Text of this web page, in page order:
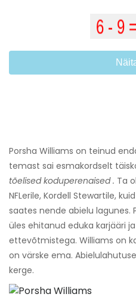
Porsha Williams on teinud
temast sai esmakordselt
tõelised koduperenaised . Ta
NFLerile, Kordell Stewartile,
saates nende abielu lagunes.
üles ehitanud eduka karjääri
ettevõtmistega. Williams on
on värske ema.
kerge.